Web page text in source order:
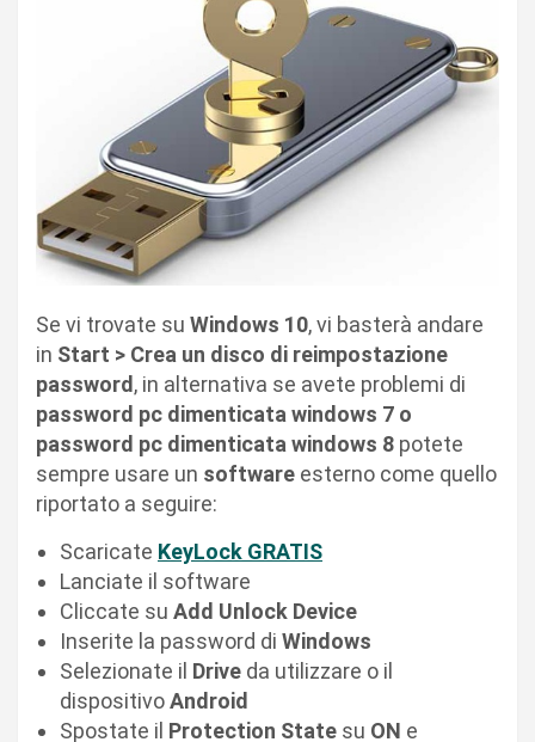
Se vi trovate su Windows 10, vi basterà andare
in Start > Crea un disco di reimpostazione
password , in alternativa se avete problemi di
password pc dimenticata windows 7 o
password pc dimenticata windows 8 potete
sempre usare un software esterno come quello
riportato a seguire:
Scaricate KeyLock GRATIS
Lanciate il software
Cliccate su Add Unlock Device
Inserite la password di Windows
Selezionate il Drive da utilizzare o il
dispositivoAndroid
Spostate il Protection State su ON e